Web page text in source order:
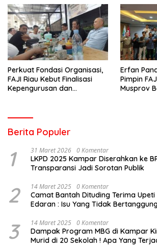
Perkuat Fondasi Organisasi,
FAJI Riau Kebut Finalisasi
Kepengurusan dan
Erfan
Pimpin
Musprov
Berita Populer
1 31 Maret 2026 0 Komentar
LKPD 2025 Kampar Diserahkan ke
Transparansi Jadi Sorotan Publik
2 14 Maret 2025 0 Komentar
Camat Bantah Dituding Terima Upeti
Edaran : Isu Yang Tidak
3 14 Maret 2025 0 Komentar
Dampak Program MBG di Kampar
Murid di 20 Sekolah ! Apa Yang